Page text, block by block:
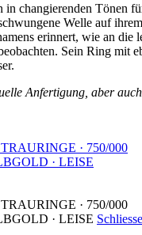
changierenden Tönen
Welle auf
erinnert, wie an die
Sein Ring mit
Anfertigung, aber
TRAURINGE · 750/000
· LEISE
TRAURINGE · 750/000
· LEISE